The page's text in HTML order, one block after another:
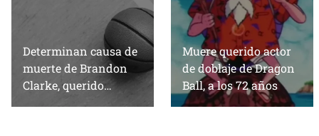
Determinan causa de
muerte de Brandon
Clarke, querido
jugador de la NBA, y
Muere querido actor
de doblaje de Dragon
Ball, a los 72 años